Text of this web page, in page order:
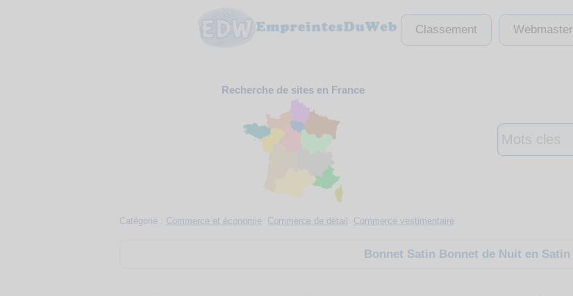
Classement Webmaster
Recherche de sites en France
Catégorie : Commerce et économie Commerce de détail Commerce vestimentaire
Bonnet Satin Bonnet de Nuit en Satin